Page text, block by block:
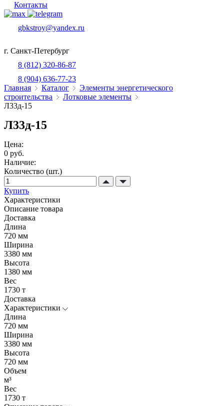
Контакты
gbkstroy@yandex.ru
г. Санкт-Петербург
8 (812) 320-86-87
8 (904) 636-77-23
Главная
Каталог
Элементы энергетического
строительства
Лотковые элементы
Л33д-15
Л33д-15
Цена:
0 руб.
Наличие:
Количество (шт.)
Купить
Характеристики
Описание товара
Доставка
Длина
720 мм
Ширина
3380 мм
Высота
1380 мм
Вес
1730 т
Доставка
Характеристики
Длина
720 мм
Ширина
3380 мм
Высота
720 мм
Объем
м³
Вес
1730 т